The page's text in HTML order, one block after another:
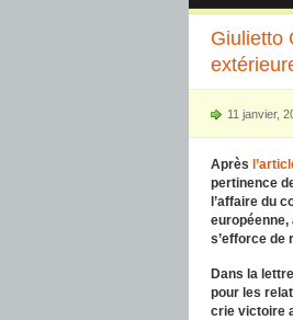
Giulietto
11 janvier,
Après
pertinence
l’affaire du
s’efforce de
Dans la
pour les
crie victoire